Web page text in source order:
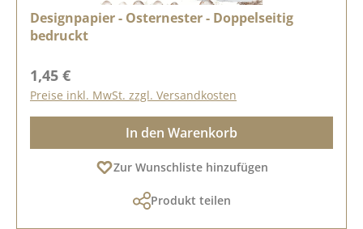
Designpapier - Osternester - Doppelseitig
bedruckt
Regulärer Preis:
1,45 €
Preise inkl. MwSt. zzgl. Versandkosten
In den Warenkorb
Zur Wunschliste hinzufügen
Produkt teilen